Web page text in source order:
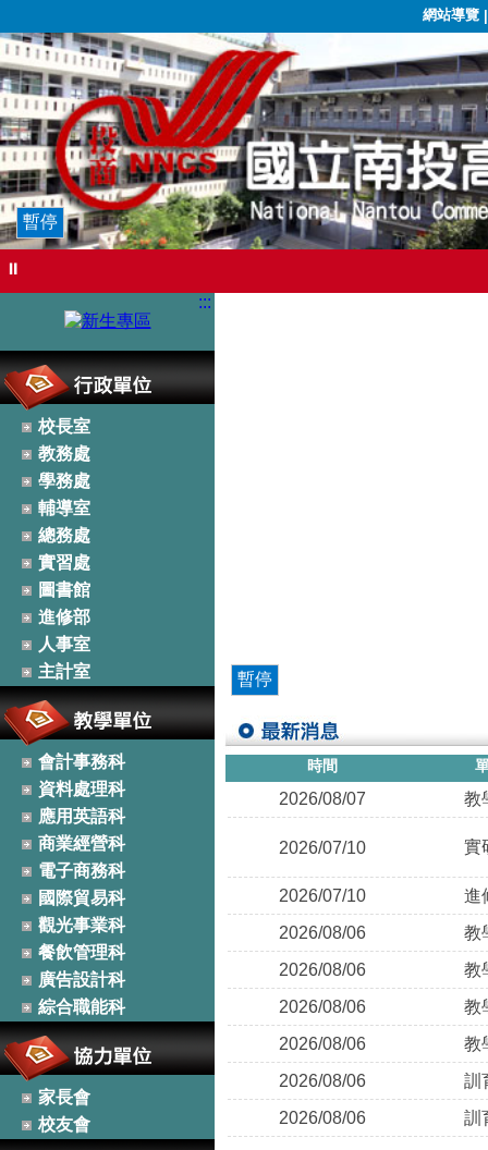
網站導覽
暫停
⏸
校長室
教務處
學務處
輔導室
總務處
實習處
圖書館
進修部
人事室
主計室
會計事務科
資料處理科
應用英語科
商業經營科
電子商務科
國際貿易科
觀光事業科
餐飲管理科
廣告設計科
綜合職能科
家長會
校友會
:::
暫停
時間
2026/08/07 教
2026/07/10 實
2026/07/10
進
2026/08/06
教
2026/08/06
教
2026/08/06
教
2026/08/06
教
2026/08/06
訓
2026/08/06
訓